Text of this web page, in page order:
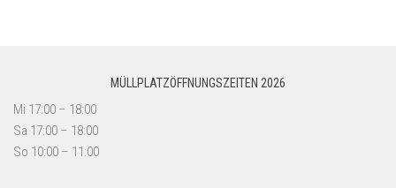
MÜLLPLATZÖFFNUNGSZEITEN 2026
Mi 17:00 – 18:00
Sa 17:00 – 18:00
So 10:00 – 11:00